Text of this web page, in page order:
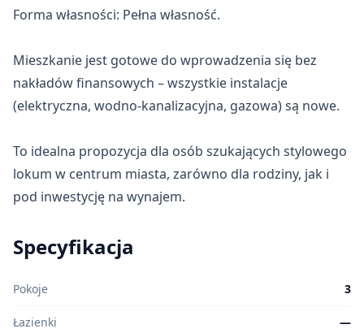
Forma własności: Pełna własność.
Mieszkanie jest gotowe do wprowadzenia się bez
nakładów finansowych – wszystkie instalacje
(elektryczna, wodno-kanalizacyjna, gazowa) są nowe.
To idealna propozycja dla osób szukających stylowego
lokum w centrum miasta, zarówno dla rodziny, jak i
pod inwestycję na wynajem.
Specyfikacja
Pokoje 3
Łazienki —